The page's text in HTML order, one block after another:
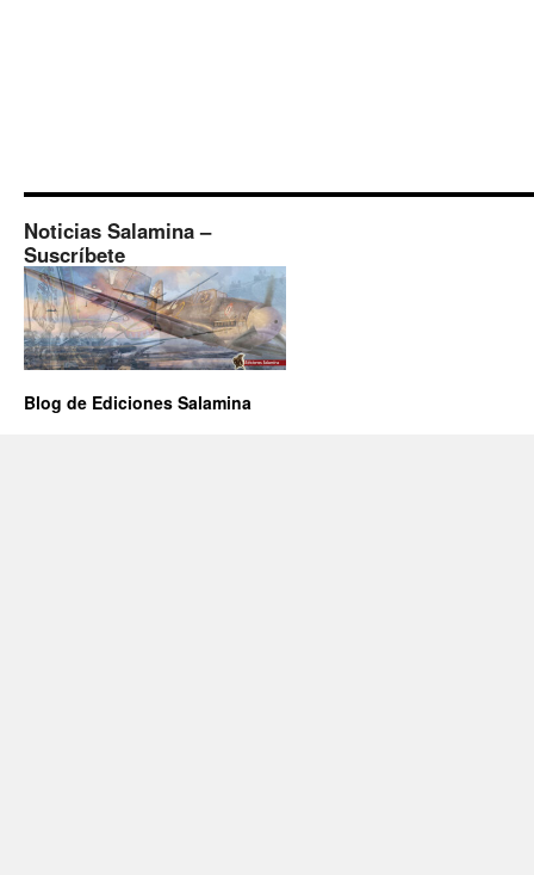
Noticias Salamina –
Suscríbete
Blog de Ediciones Salamina